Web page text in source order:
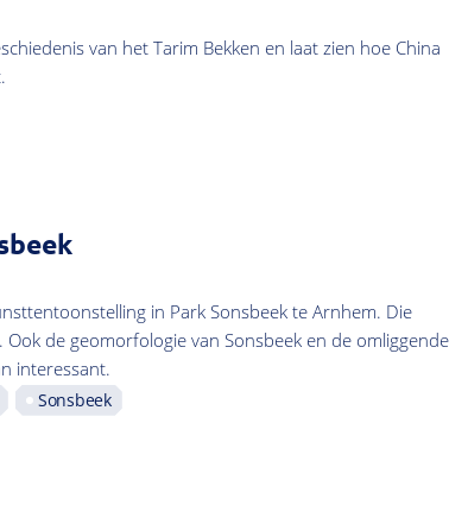
van het Tarim Bekken en laat zien hoe China
in Park Sonsbeek te Arnhem. Die
de geomorfologie van Sonsbeek en de omliggende
interessant.
Sonsbeek